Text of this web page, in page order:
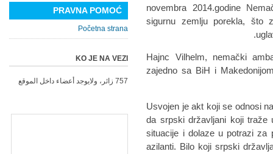
novembra 2014.godine
sigurnu zemlju porekla, što
Hajnc Vilhelm, nemački
zajedno sa BiH i
"Usvojen je akt koji se odnosi
da srpski državljani koji traže
situacije i dolaze u potrazi za
azilanti. Bilo koji srpski
PRAVNA POMOĆ
Početna strana
KO JE NA VEZI
757 زائر، ولايوجد أعضاء داخل الموقع